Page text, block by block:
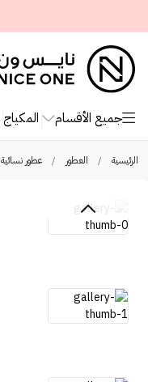
جميع الأقسام المكياج
الرئيسية / العطور / عطور نسائية